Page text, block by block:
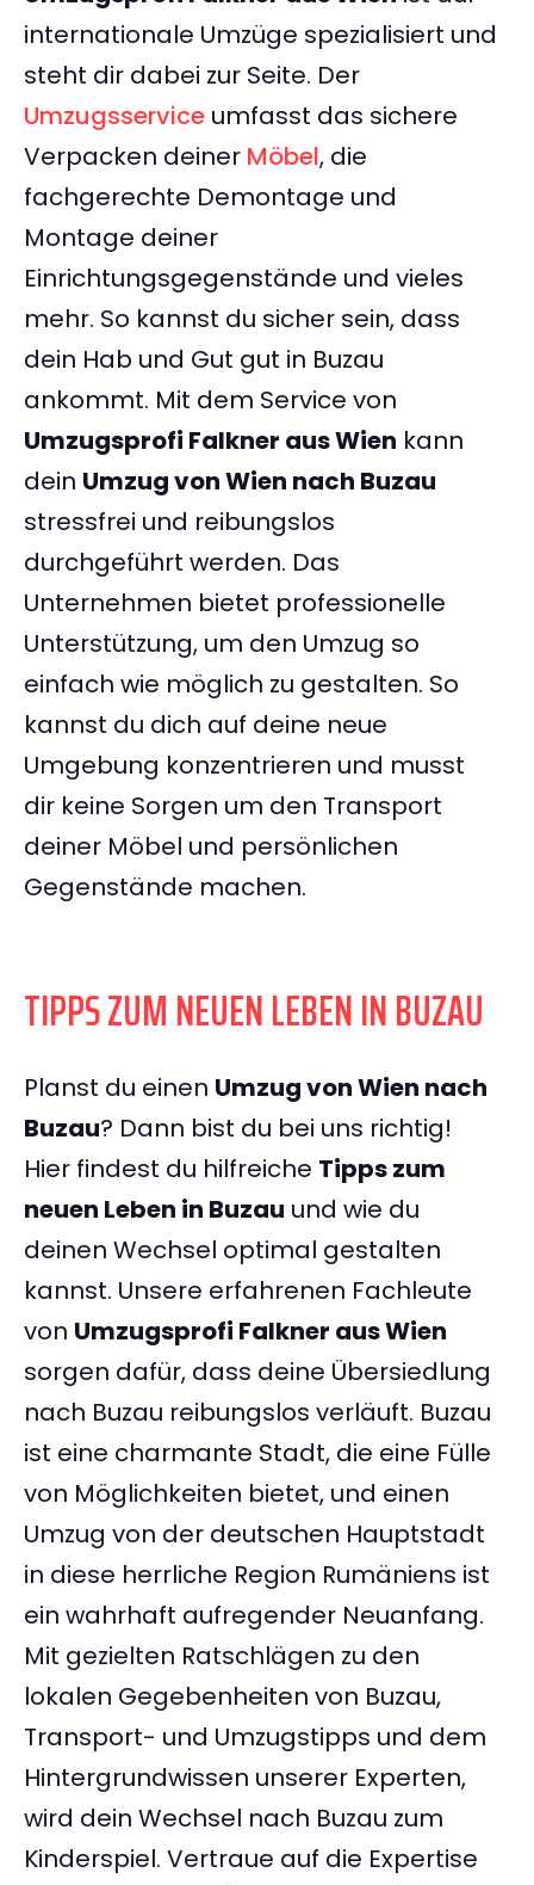
internationale Umzüge spezialisiert und
steht dir dabei zur Seite. Der
Umzugsservice umfasst das sichere
Verpacken deiner Möbel, die
fachgerechte Demontage und
Montage deiner
Einrichtungsgegenstände und vieles
mehr. So kannst du sicher sein, dass
dein Hab und Gut gut in Buzau
ankommt. Mit dem Service von
Umzugsprofi Falkner aus Wien kann
dein Umzug von Wien nach Buzau
stressfrei und reibungslos
durchgeführt werden. Das
Unternehmen bietet professionelle
Unterstützung, um den Umzug so
einfach wie möglich zu gestalten. So
kannst du dich auf deine neue
Umgebung konzentrieren und musst
dir keine Sorgen um den Transport
deiner Möbel und persönlichen
Gegenstände machen.
TIPPS ZUM NEUEN LEBEN IN BUZAU
Planst du einen Umzug von Wien nach
Buzau? Dann bist du bei uns richtig!
Hier findest du hilfreiche Tipps zum
neuen Leben in Buzau und wie du
deinen Wechsel optimal gestalten
kannst. Unsere erfahrenen Fachleute
von Umzugsprofi Falkner aus Wien
sorgen dafür, dass deine Übersiedlung
nach Buzau reibungslos verläuft. Buzau
ist eine charmante Stadt, die eine Fülle
von Möglichkeiten bietet, und einen
Umzug von der deutschen Hauptstadt
in diese herrliche Region Rumäniens ist
ein wahrhaft aufregender Neuanfang.
Mit gezielten Ratschlägen zu den
lokalen Gegebenheiten von Buzau,
Transport- und Umzugstipps und dem
Hintergrundwissen unserer Experten,
wird dein Wechsel nach Buzau zum
Kinderspiel. Vertraue auf die Expertise